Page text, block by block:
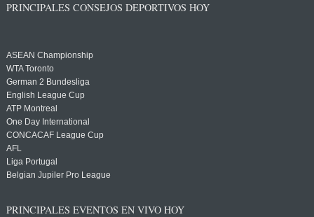
PRINCIPALES CONSEJOS DEPORTIVOS HOY
ASEAN Championship
WTA Toronto
German 2 Bundesliga
English League Cup
ATP Montreal
One Day International
CONCACAF League Cup
AFL
Liga Portugal
Belgian Jupiler Pro League
PRINCIPALES EVENTOS EN VIVO HOY